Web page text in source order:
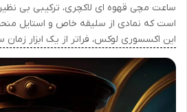
ساعت مچی قهوه ای لاکچری، ترکیبی بی
است که نمادی از سلیقه خاص و استایل
این اکسسوری لوکس، فراتر از یک ابزار